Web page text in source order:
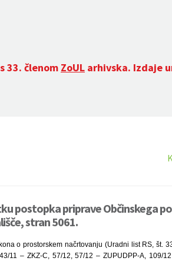
33. členom ZoUL arhivska. Izdaje
postopka priprave Občinskega
stran 5061.
o prostorskem načrtovanju (Uradni list RS, št.
11 – ZKZ-C, 57/12, 57/12 – ZUPUDPP-A, 109/